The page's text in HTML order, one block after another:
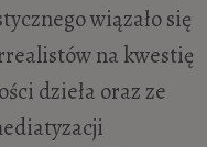
wiązało się
na kwestię
dzieła oraz ze